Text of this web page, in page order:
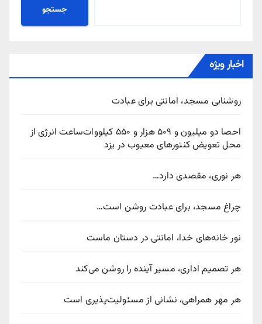
جستجو
اخبار ویژه
روشنایی مسجد، امانتی برای عبادت
احصا دو میلیون و ۵۰۹ هزار و ۵۵۰ کیلووات‌ساعت انرژی از
محل تعویض کنتورهای معیوب در یزد
هر نوری، مقصدی دارد…
چراغ مسجد، برای عبادت روشن است…
نور خانه‌های خدا، امانتی در دستان ماست
هر تصمیم اداری، مسیر آینده را روشن می‌کند
هر مهر همراهی، نشانی از مسئولیت‌پذیری است